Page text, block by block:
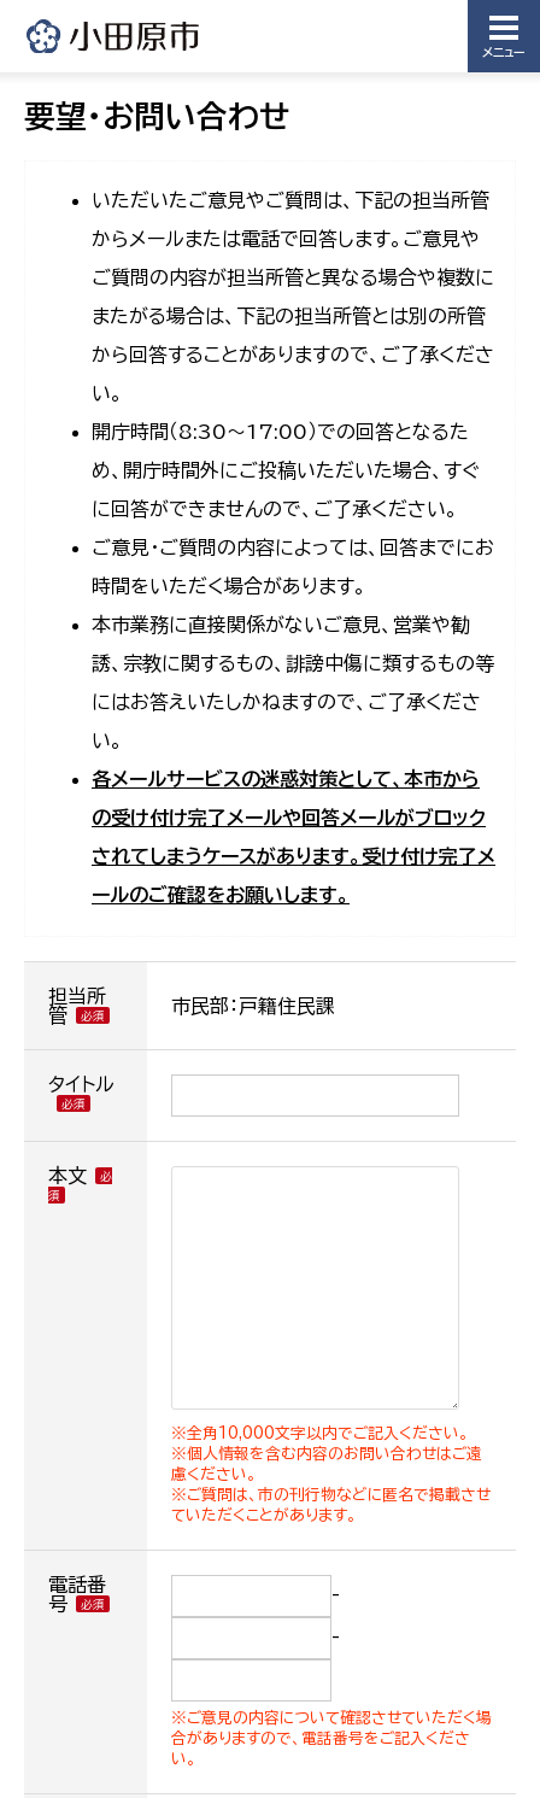
メニュー
要望・お問い合わせ
いただいたご意見やご質問は、下記の担当所管
からメールまたは電話で回答します。ご意見や
ご質問の内容が担当所管と異なる場合や複数に
またがる場合は、下記の担当所管とは別の所管
から回答することがありますので、ご了承くださ
い。
開庁時間（8:30〜17:00）での回答となるた
め、開庁時間外にご投稿いただいた場合、すぐ
に回答ができませんので、ご了承ください。
ご意見・ご質問の内容によっては、回答までにお
時間をいただく場合があります。
本市業務に直接関係がないご意見、営業や勧
誘、宗教に関するもの、誹謗中傷に類するもの等
にはお答えいたしかねますので、ご了承くださ
い。
各メールサービスの迷惑対策として、本市から
の受け付け完了メールや回答メールがブロック
されてしまうケースがあります。受け付け完了メ
ールのご確認をお願いします。
担当所
管
市民部：戸籍住民課
タイトル
本文
※全角10,000文字以内でご記入ください。
※個人情報を含む内容のお問い合わせはご遠
慮ください。
※ご質問は、市の刊行物などに匿名で掲載させ
ていただくことがあります。
電話番
号
-
-
※ご意見の内容について確認させていただく場
合がありますので、電話番号をご記入くださ
い。